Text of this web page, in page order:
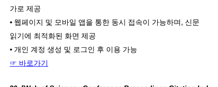
가로 제공
• 웹페이지 및 모바일 앱을 통한 동시 접속이 가능하며, 신문
읽기에 최적화된 화면 제공
• 개인 계정 생성 및 로그인 후 이용 가능
☞ 바로가기